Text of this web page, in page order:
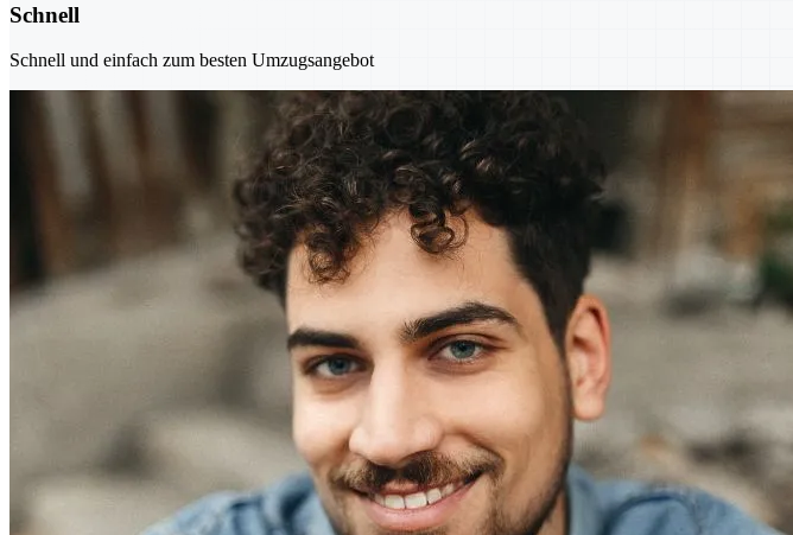
Schnell
Schnell und einfach zum besten Umzugsangebot